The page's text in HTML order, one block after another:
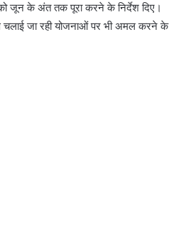
जून के अंत तक पूरा करने के निर्देश दिए।
चलाई जा रही योजनाओं पर भी अमल करने के